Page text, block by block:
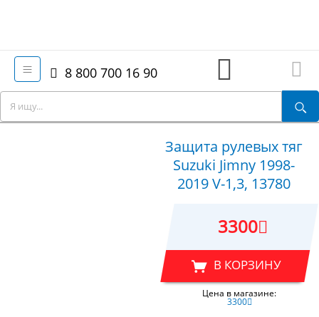
8 800 700 16 90
Защита рулевых тяг
Suzuki Jimny 1998-
2019 V-1,3, 13780
3300
В КОРЗИНУ
Цена в магазине:
3300